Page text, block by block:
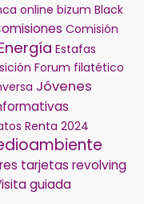
online bizum Black
Comisión
Estafas
Forum filatético
Jóvenes
Renta 2024
tarjetas revolving
guiada